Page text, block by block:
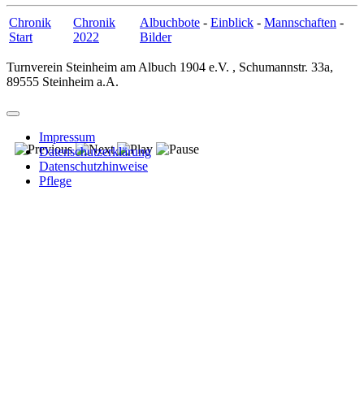
Chronik
Start
Chronik
2022
Albuchbote - Einblick - Mannschaften -
Bilder
Turnverein Steinheim am Albuch 1904 e.V. , Schumannstr. 33a,
89555 Steinheim a.A.
Impressum
Datenschutzerklärung
Datenschutzhinweise
Pflege